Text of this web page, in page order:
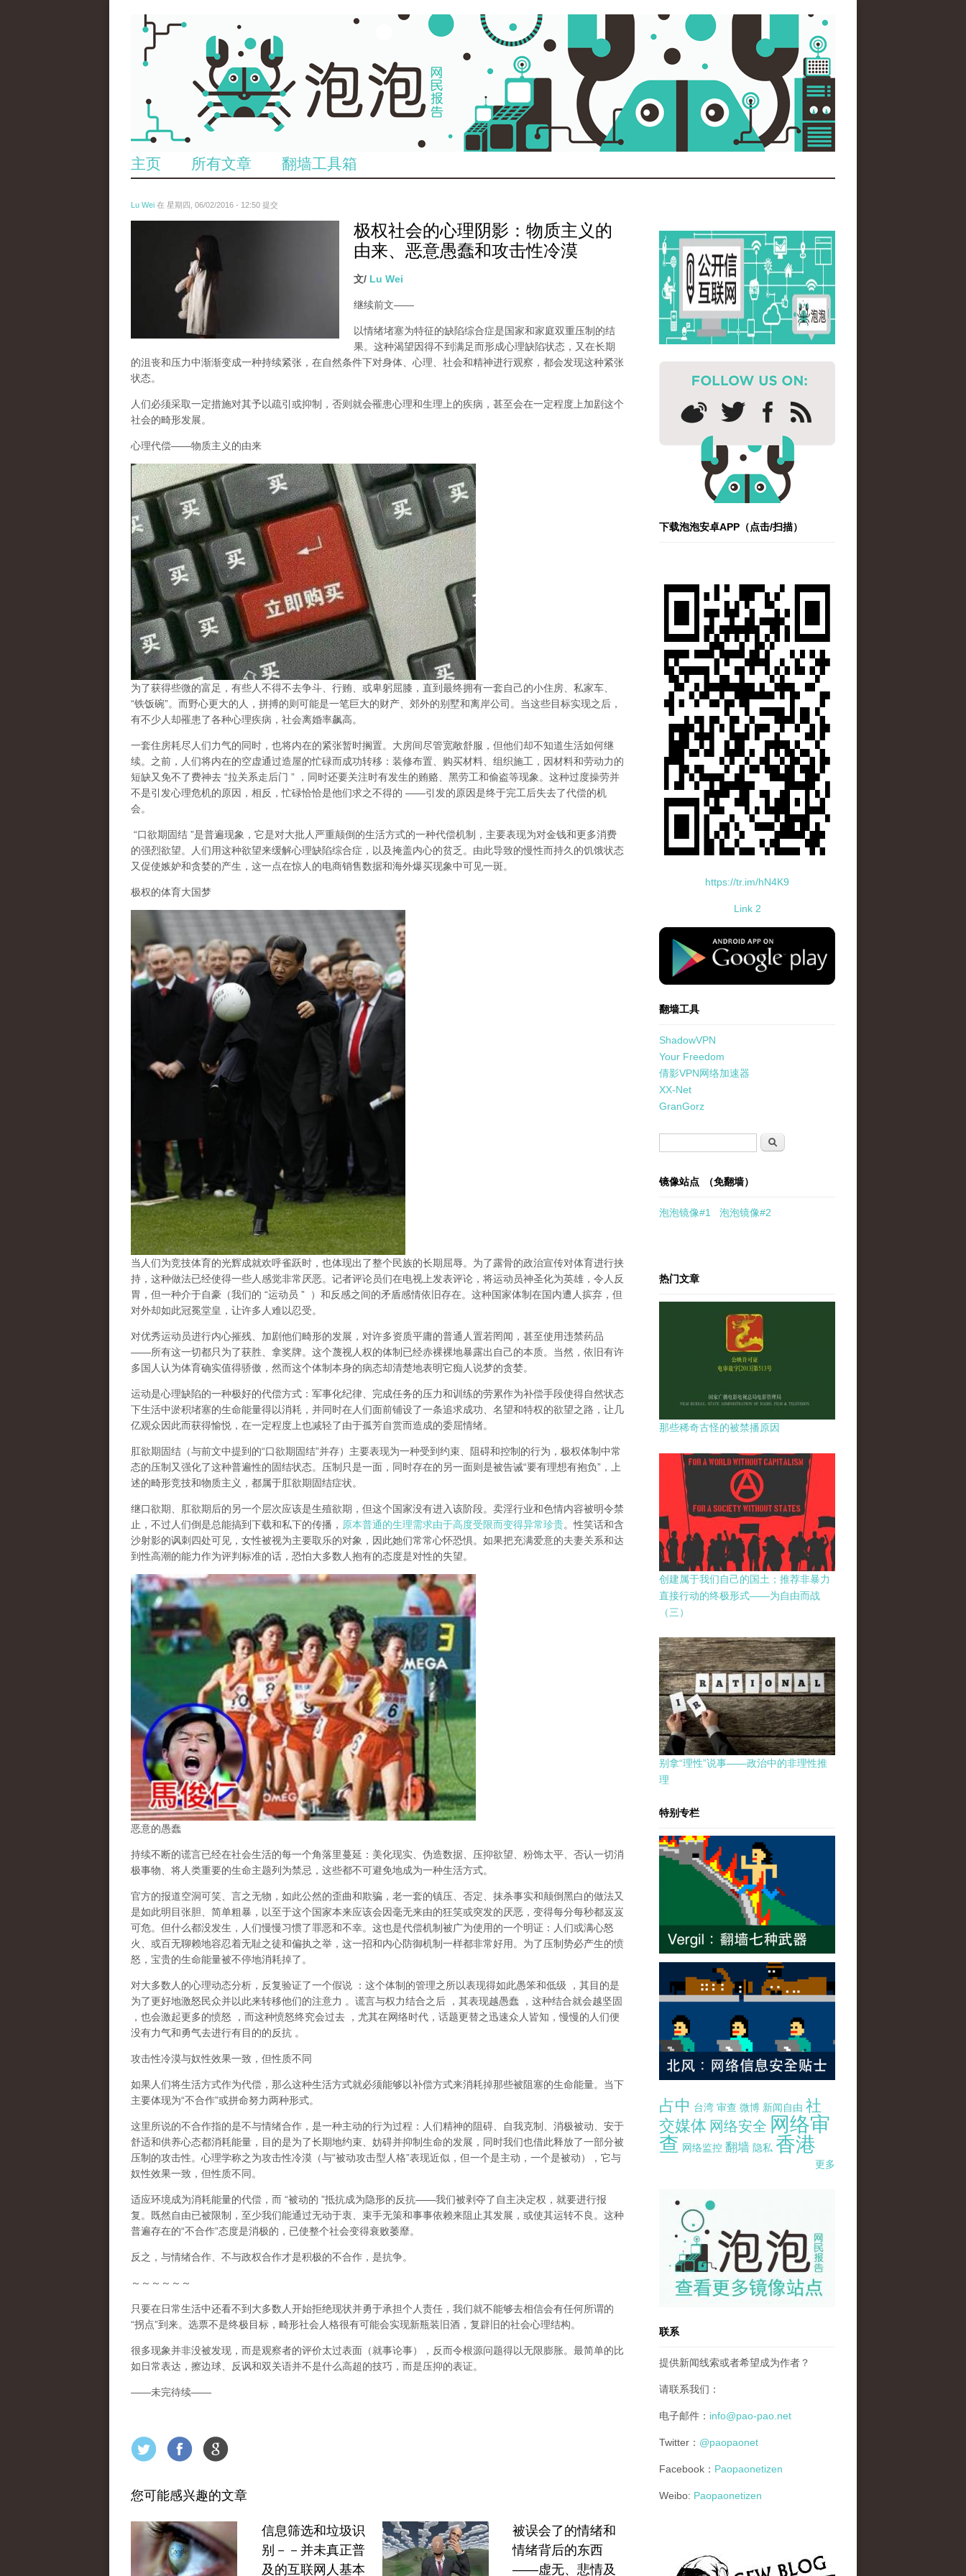
主页 所有文章 翻墙工具箱
Lu Wei 在 星期四, 06/02/2016 - 12:50 提交
极权社会的心理阴影：物质主义的
由来、恶意愚蠢和攻击性冷漠
文/ Lu Wei
继续前文——
以情绪堵塞为特征的缺陷综合症是国家和家庭双重压制的结
果。这种渴望因得不到满足而形成心理缺陷状态，又在长期
的沮丧和压力中渐渐变成一种持续紧张，在自然条件下对身体、心理、社会和精神进行观察，都会发现这种紧张
状态。
人们必须采取一定措施对其予以疏引或抑制，否则就会罹患心理和生理上的疾病，甚至会在一定程度上加剧这个
社会的畸形发展。
心理代偿——物质主义的由来
为了获得些微的富足，有些人不得不去争斗、行贿、或卑躬屈膝，直到最终拥有一套自己的小住房、私家车、
“铁饭碗”。而野心更大的人，拼搏的则可能是一笔巨大的财产、郊外的别墅和离岸公司。当这些目标实现之后，
有不少人却罹患了各种心理疾病，社会离婚率飙高。
一套住房耗尽人们力气的同时，也将内在的紧张暂时搁置。大房间尽管宽敞舒服，但他们却不知道生活如何继
续。之前，人们将内在的空虚通过造屋的忙碌而成功转移：装修布置、购买材料、组织施工，因材料和劳动力的
短缺又免不了费神去 “拉关系走后门 ”
，同时还要关注时有发生的贿赂、黑劳工和偷盗等现象。这种过度操劳并
不是引发心理危机的原因，相反，忙碌恰恰是他们求之不得的 ——引发的原因是终于完工后失去了代偿的机
会。
“口欲期固结 ”是普遍现象，它是对大批人严重颠倒的生活方式的一种代偿机制，主要表现为对金钱和更多消费
的强烈欲望。人们用这种欲望来缓解心理缺陷综合症，以及掩盖内心的贫乏。由此导致的慢性而持久的饥饿状态
又促使嫉妒和贪婪的产生，这一点在惊人的电商销售数据和海外爆买现象中可见一斑。
极权的体育大国梦
当人们为竞技体育的光辉成就欢呼雀跃时，也体现出了整个民族的长期屈辱。为了露骨的政治宣传对体育进行挟
持，这种做法已经使得一些人感觉非常厌恶。记者评论员们在电视上发表评论，将运动员神圣化为英雄，令人反
胃，但一种介于自豪（我们的 “运动员 ”
）和反感之间的矛盾感情依旧存在。这种国家体制在国内遭人摈弃，但
对外却如此冠冕堂皇，让许多人难以忍受。
对优秀运动员进行内心摧残、加剧他们畸形的发展，对许多资质平庸的普通人置若罔闻，甚至使用违禁药品
——所有这一切都只为了获胜、拿奖牌。这个蔑视人权的体制已经赤裸裸地暴露出自己的本质。当然，依旧有许
多国人认为体育确实值得骄傲，然而这个体制本身的病态却清楚地表明它痴人说梦的贪婪。
运动是心理缺陷的一种极好的代偿方式 ：军事化纪律、完成任务的压力和训练的劳累作为补偿手段使得自然状态
下生活中淤积堵塞的生命能量得以消耗，并同时在人们面前铺设了一条追求成功、名望和特权的欲望之路，让几
亿观众因此而获得愉悦，在一定程度上也减轻了由于孤芳自赏而造成的委屈情绪。
肛欲期固结 （与前文中提到的“口欲期固结”并存）主要表现为一种受到约束、阻碍和控制的行为，极权体制中常
态的压制又强化了这种普遍性的固结状态。压制只是一面，同时存在的另一面则是被告诫“要有理想有抱负” ，上
述的畸形竞技和物质主义，都属于肛欲期固结症状。
继口欲期、肛欲期后的另一个层次应该是生殖欲期 ，但这个国家没有进入该阶段。卖淫行业和色情内容被明令禁
止，不过人们倒是总能搞到下载和私下的传播， 原本普通的生理需求由于高度受限而变得异常珍贵。性笑话和含
沙射影的讽刺四处可见，女性被视为主要取乐的对象，因此她们常常心怀恐惧。如果把充满爱意的夫妻关系和达
到性高潮的能力作为评判标准的话，恐怕大多数人抱有的态度是对性的失望。
恶意的愚蠢
持续不断的谎言已经在社会生活的每一个角落里蔓延：美化现实、伪造数据、压抑欲望、粉饰太平、否认一切消
极事物、将人类重要的生命主题列为禁忌，这些都不可避免地成为一种生活方式。
官方的报道空洞可笑、言之无物，如此公然的歪曲和欺骗，老一套的镇压、否定、抹杀事实和颠倒黑白的做法又
是如此明目张胆、简单粗暴，以至于这个国家本来应该会因毫无来由的狂笑或突发的厌恶，变得每分每秒都岌岌
可危。但什么都没发生，人们慢慢习惯了罪恶和不幸。这也是代偿机制被广为使用的一个明证：人们或满心怒
火、或百无聊赖地容忍着无耻之徒和偏执之举，这一招和内心防御机制一样都非常好用。为了压制势必产生的愤
怒，宝贵的生命能量被不停地消耗掉了。
对大多数人的心理动态分析，反复验证了一个假说 ：这个体制的管理之所以表现得如此愚笨和低级
，其目的是
为了更好地激怒民众并以此来转移他们的注意力 。谎言与权力结合之后 ，其表现越愚蠢
，这种结合就会越坚固
，也会激起更多的愤怒
，而这种愤怒终究会过去
，尤其在网络时代，话题更替之迅速众人皆知，慢慢的人们便
没有力气和勇气去进行有目的的反抗 。
攻击性冷漠与奴性效果一致，但性质不同
如果人们将生活方式作为代偿，那么这种生活方式就必须能够以补偿方式来消耗掉那些被阻塞的生命能量。当下
主要体现为“不合作”或拼命努力两种形式。
这里所说的不合作指的是不与情绪合作 ，是一种主动的行为过程：人们精神的阻碍、自我克制、消极被动、安于
舒适和供养心态都消耗能量，目的是为了长期地约束、妨碍并抑制生命的发展，同时我们也借此释放了一部分被
压制的攻击性。心理学称之为攻击性冷漠 （与“被动攻击型人格”表现近似，但一个是主动，一个是被动），它与
奴性效果一致，但性质不同。
适应环境成为消耗能量的代偿，而 “被动的 ”抵抗成为隐形的反抗——我们被剥夺了自主决定权，就要进行报
复。既然自由已被限制，至少我们能通过无动于衷、束手无策和事事依赖来阻止其发展，或使其运转不良。这种
普遍存在的“不合作”态度是消极的，已使整个社会变得衰败萎靡。
反之，与情绪合作、不与政权合作才是积极的不合作，是抗争。
～～～～～～
只要在日常生活中还看不到大多数人开始拒绝现状并勇于承担个人责任，我们就不能够去相信会有任何所谓的
“拐点”到来。选票不是终极目标，畸形社会人格很有可能会实现新瓶装旧酒，复辟旧的社会心理结构。
很多现象并非没被发现，而是观察者的评价太过表面（就事论事），反而令根源问题得以无限膨胀。最简单的比
如日常表达，擦边球、反讽和双关语并不是什么高超的技巧，而是压抑的表证。
——未完待续——
您可能感兴趣的文章
信息筛选和垃圾识
别－－并未真正普
及的互联网人基本
被误会了的情绪和
情绪背后的东西
——虚无、悲情及
下载泡泡安卓APP（点击/扫描）
https://tr.im/hN4K9
Link 2
standard-icon-googleplay-app-store.png
翻墙工具
ShadowVPN
Your Freedom
倩影VPN网络加速器
XX-Net
GranGorz
搜索
镜像站点 （免翻墙）
泡泡镜像#1 泡泡镜像#2
热门文章
那些稀奇古怪的被禁播原因
创建属于我们自己的国土；推荐非暴力
直接行动的终极形式——为自由而战
（三）
别拿“理性”说事——政治中的非理性推
理
特别专栏
占中 台湾 审查 微博 新闻自由 社
交媒体 网络安全 网络审
查 网络监控 翻墙 隐私 香港
更多
pao-pao-banner-mirror-site-120814.jpg
联系
提供新闻线索或者希望成为作者？
请联系我们：
电子邮件： info@pao-pao.net
Twitter： @paopaonet
Facebook： Paopaonetizen
Weibo: Paopaonetizen
gfw_blog_small.jpg